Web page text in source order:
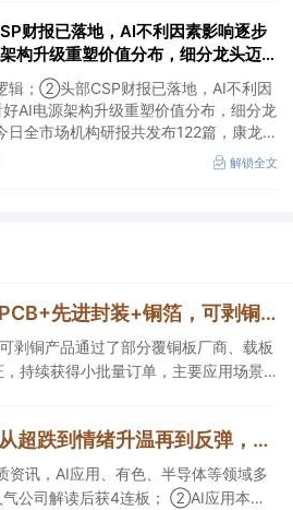
财报已落地，AI不利因素影响逐步
构升级重塑价值分布，细分龙头迈入
股互联网的逻辑
；②头部CSP财报已落地，AI不利因
AI电源架构升级重塑价值分布，细分龙
全市场机构研报共发布122篇，康龙化
，9家公司获得首度覆盖，其中乔锋智能
④在个股机构关注度排行中，华峰化学
解锁全文
【机构龙虎榜解读】PCB+先进封装+铜箔，可剥铜产品通过了部分覆铜板厂商、载板厂商及相关芯片终端的认证，持续获得小批量订单，主要应用场景包括芯片封装光模块用PCB，机构大额净买入这家公司
铜产品通过了部分覆铜板厂商、载板
持续获得小批量订单，主要应用场景
承接细胞与基因治疗产品商业化受托生
买入。
【九点特供周回顾】从超跌到情绪升温再到反弹，栏目梳理AI应用题材逻辑，AI教育人气公司解读后获4连板
讯，AI应用、有色、半导体等领域多
读后获4连板； ②AI应用本周